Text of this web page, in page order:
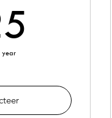
year